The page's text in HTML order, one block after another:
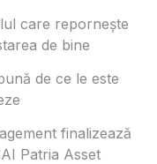
care repornește
de bine
de ce le este
finalizează
Patria Asset